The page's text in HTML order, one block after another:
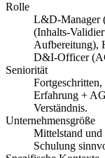
Rolle
L&D-Manager
(Inhalts-
Aufbereitung),
D&I-Officer
Seniorität
Erfahrung +
Verständnis.
Unternehmensgröße
Mittelstand
Schulung